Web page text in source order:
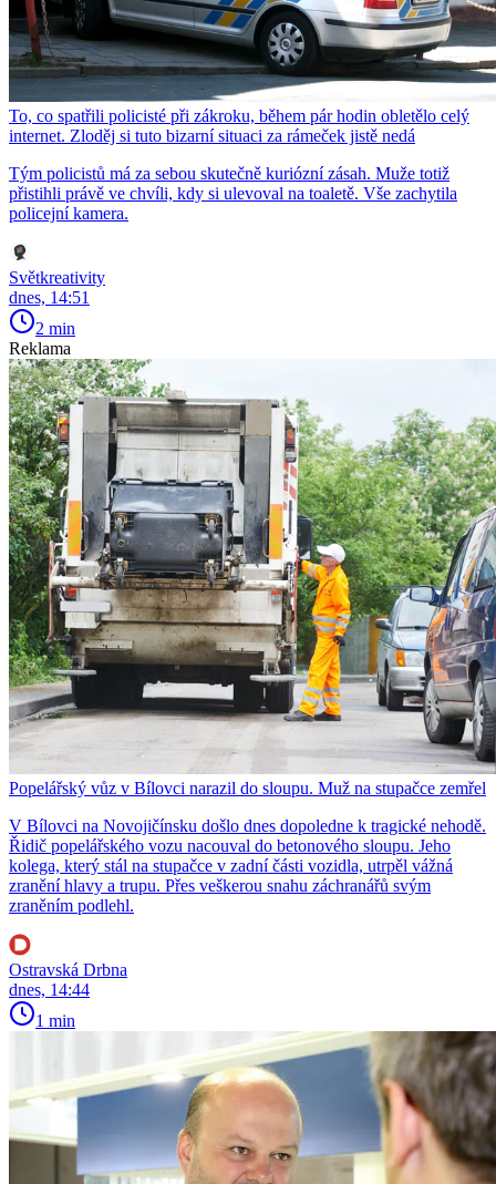
To, co spatřili policisté při zákroku, během pár hodin obletělo celý
internet. Zloděj si tuto bizarní situaci za rámeček jistě nedá
Tým policistů má za sebou skutečně kuriózní zásah. Muže totiž
přistihli právě ve chvíli, kdy si ulevoval na toaletě. Vše zachytila
policejní kamera.
Světkreativity
dnes, 14:51
2 min
Reklama
Popelářský vůz v Bílovci narazil do sloupu. Muž na stupačce zemřel
V Bílovci na Novojičínsku došlo dnes dopoledne k tragické nehodě.
Řidič popelářského vozu nacouval do betonového sloupu. Jeho
kolega, který stál na stupačce v zadní části vozidla, utrpěl vážná
zranění hlavy a trupu. Přes veškerou snahu záchranářů svým
zraněním podlehl.
Ostravská Drbna
dnes, 14:44
1 min